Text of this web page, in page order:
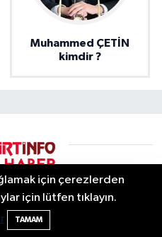
Muhammed ÇETİN
kimdir ?
Haberleri ve Şehir Rehberi
için çerezlerden
için lütfen tıklayın.
TAMAM
Festivalinde Hande